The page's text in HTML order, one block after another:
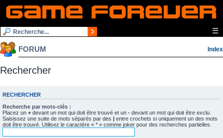
☰
FORUM Index
Rechercher
RECHERCHER
Recherche par mots-clés :
Placez un + devant un mot qui doit être trouvé et un - devant un mot qui doit être exclu.
Saisissez une suite de mots séparés par des | entre crochets si uniquement un des mots
doit être trouvé. Utilisez le caractère « * » comme joker pour des recherches partielles.